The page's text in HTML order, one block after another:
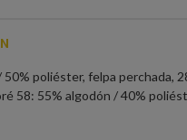
poliéster, felpa perchada,
58: 55% algodón / 40%